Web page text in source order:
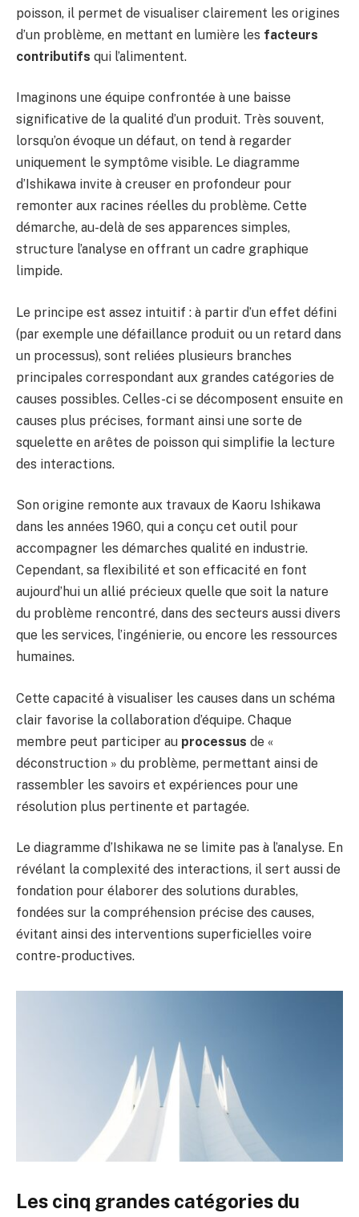
poisson, il permet de visualiser clairement les origines
d’un problème, en mettant en lumière les facteurs
contributifs qui l’alimentent.
Imaginons une équipe confrontée à une baisse
significative de la qualité d’un produit. Très souvent,
lorsqu’on évoque un défaut, on tend à regarder
uniquement le symptôme visible. Le diagramme
d’Ishikawa invite à creuser en profondeur pour
remonter aux racines réelles du problème. Cette
démarche, au-delà de ses apparences simples,
structure l’analyse en offrant un cadre graphique
limpide.
Le principe est assez intuitif : à partir d’un effet défini
(par exemple une défaillance produit ou un retard dans
un processus), sont reliées plusieurs branches
principales correspondant aux grandes catégories de
causes possibles. Celles-ci se décomposent ensuite en
causes plus précises, formant ainsi une sorte de
squelette en arêtes de poisson qui simplifie la lecture
des interactions.
Son origine remonte aux travaux de Kaoru Ishikawa
dans les années 1960, qui a conçu cet outil pour
accompagner les démarches qualité en industrie.
Cependant, sa flexibilité et son efficacité en font
aujourd’hui un allié précieux quelle que soit la nature
du problème rencontré, dans des secteurs aussi divers
que les services, l’ingénierie, ou encore les ressources
humaines.
Cette capacité à visualiser les causes dans un schéma
clair favorise la collaboration d’équipe. Chaque
membre peut participer au processus de «
déconstruction » du problème, permettant ainsi de
rassembler les savoirs et expériences pour une
résolution plus pertinente et partagée.
Le diagramme d’Ishikawa ne se limite pas à l’analyse. En
révélant la complexité des interactions, il sert aussi de
fondation pour élaborer des solutions durables,
fondées sur la compréhension précise des causes,
évitant ainsi des interventions superficielles voire
contre-productives.
Les cinq grandes catégories du